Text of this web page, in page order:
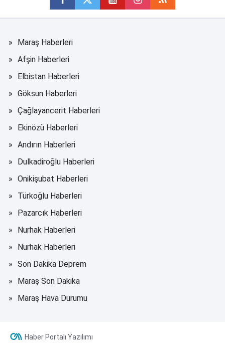
Maraş Haberleri
Afşin Haberleri
Elbistan Haberleri
Göksun Haberleri
Çağlayancerit Haberleri
Ekinözü Haberleri
Andırın Haberleri
Dulkadiroğlu Haberleri
Onikişubat Haberleri
Türkoğlu Haberleri
Pazarcık Haberleri
Nurhak Haberleri
Nurhak Haberleri
Son Dakika Deprem
Maraş Son Dakika
Maraş Hava Durumu
Haber Portalı Yazılımı